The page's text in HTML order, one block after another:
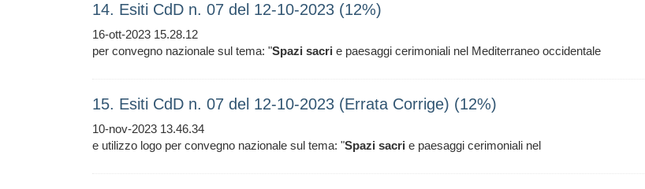
14. Esiti CdD n. 07 del 12-10-2023 (12%)
16-ott-2023 15.28.12
per convegno nazionale sul tema: "Spazi sacri e paesaggi cerimoniali nel Mediterraneo occidentale
15. Esiti CdD n. 07 del 12-10-2023 (Errata Corrige) (12%)
10-nov-2023 13.46.34
e utilizzo logo per convegno nazionale sul tema: "Spazi sacri e paesaggi cerimoniali nel